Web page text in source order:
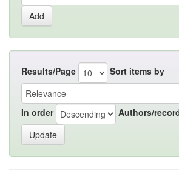
Results/Page Sort items by
In order Authors/